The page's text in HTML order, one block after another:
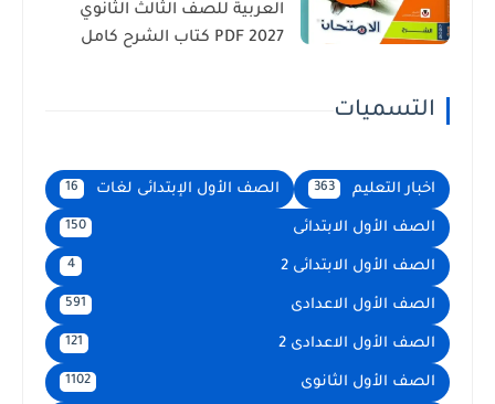
العربية للصف الثالث الثانوي
2027 PDF كتاب الشرح كامل
التسميات
اخبار التعليم 363 الصف الأول الإبتدائى لغات 16
الصف الأول الابتدائى 150
الصف الأول الابتدائى 2 4
الصف الأول الاعدادى 591
الصف الأول الاعدادى 2 121
الصف الأول الثانوى 1102